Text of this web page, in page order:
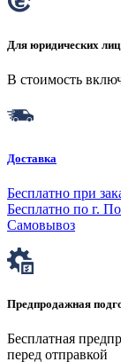
Для юридических лиц
В стоимость
Доставка
Бесплатно при
Бесплатно по г.
Самовывоз
Предпродажная
Бесплатная
перед отправкой